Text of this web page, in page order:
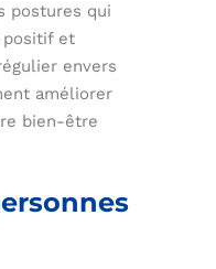
postures qui
positif et
envers
améliorer
bien-être